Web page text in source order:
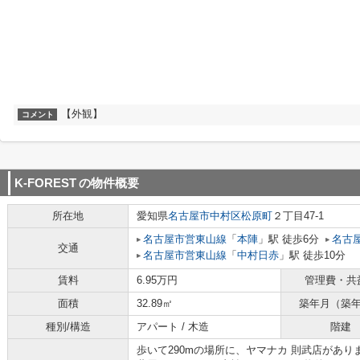
コメント 【外観】
K-FORESTの物件概要
所在地 愛知県名古屋市中村区松原町 ２丁目47-1
交通
名古屋市営東山線 「 本陣 」駅 徒歩6分
名古
名古屋市営東山線 「 中村日赤 」駅 徒歩10分
賃料 6.95万円
管理費・共
面積
32.89㎡
築年月（築
種別/構造
アパート / 木造
階建
歩いて290mの場所に、ヤマナカ 則武店があり